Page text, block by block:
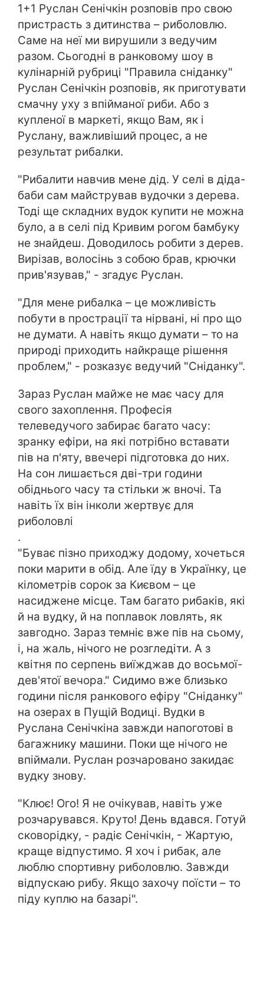
1+1 Руслан Сенічкін розповів про свою
пристрасть з дитинства – риболовлю.
Саме на неї ми вирушили з ведучим
разом. Сьогодні в ранковому шоу в
кулінарній рубриці "Правила сніданку"
Руслан Сенічкін розповів, як приготувати
смачну уху з впійманої риби. Або з
купленої в маркеті, якщо Вам, як і
Руслану, важливіший процес, а не
результат рибалки.
"Рибалити навчив мене дід. У селі в діда-
баби сам майстрував вудочки з дерева.
Тоді ще складних вудок купити не можна
було, а в селі під Кривим рогом бамбуку
не знайдеш. Доводилось робити з дерев.
Вирізав, волосінь з собою брав, крючки
прив'язував," - згадує Руслан.
"Для мене рибалка – це можливість
побути в прострації та нірвані, ні про що
не думати. А навіть якщо думати – то на
природі приходить найкраще рішення
проблем," - розказує ведучий "Сніданку".
Зараз Руслан майже не має часу для
свого захоплення. Професія
телеведучого забирає багато часу:
зранку ефіри, на які потрібно вставати
пів на п'яту, ввечері підготовка до них.
На сон лишається дві-три години
обіднього часу та стільки ж вночі. Та
навіть їх він інколи жертвує для
риболовлі
.
"Буває пізно приходжу додому, хочеться
поки марити в обід. Але їду в Українку, це
кілометрів сорок за Києвом – це
насиджене місце. Там багато рибаків, які
й на вудку, й на поплавок ловлять, як
завгодно. Зараз темніє вже пів на сьому,
і, на жаль, нічого не розгледіти. А з
квітня по серпень виїжджав до восьмої-
дев'ятої вечора." Сидимо вже близько
години після ранкового ефіру "Сніданку"
на озерах в Пущій Водиці. Вудки в
Руслана Сенічкіна завжди напоготові в
багажнику машини. Поки ще нічого не
впіймали. Руслан розчаровано закидає
вудку знову.
"Клює! Ого! Я не очікував, навіть уже
розчарувався. Круто! День вдався. Готуй
сковорідку, - радіє Сенічкін, - Жартую,
краще відпустимо. Я хоч і рибак, але
люблю спортивну риболовлю. Завжди
відпускаю рибу. Якщо захочу поїсти – то
піду куплю на базарі".